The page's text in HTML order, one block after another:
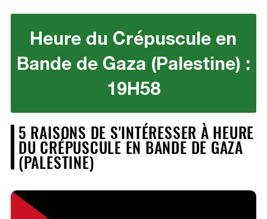
Heure du Crépuscule en
Bande de Gaza (Palestine) :
19H58
5 RAISONS DE S'INTÉRESSER À HEURE
DU CRÉPUSCULE EN BANDE DE GAZA
(PALESTINE)